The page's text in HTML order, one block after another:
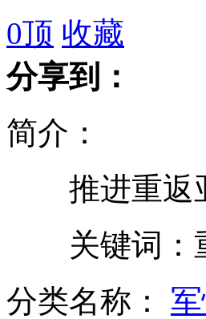
联合国总部地下室浸水 电力
0顶 收藏
分享到：
简介：
推进重返亚
关键词：重
分类名称：